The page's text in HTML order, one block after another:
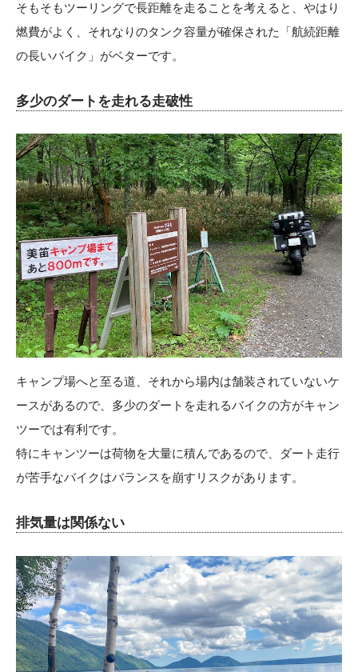
そもそもツーリングで長距離を走ることを考えると、やはり
燃費がよく、それなりのタンク容量が確保された「航続距離
の長いバイク」がベターです。
多少のダートを走れる走破性
キャンプ場へと至る道、それから場内は舗装されていないケ
ースがあるので、多少のダートを走れるバイクの方がキャン
ツーでは有利です。
特にキャンツーは荷物を大量に積んであるので、ダート走行
が苦手なバイクはバランスを崩すリスクがあります。
排気量は関係ない